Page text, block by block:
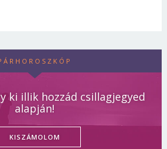
ki illik hozzád csillagjegyed
alapján!
KISZÁMOLOM